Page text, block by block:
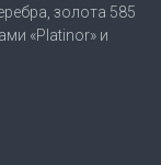
золота 585
«Platinor» и